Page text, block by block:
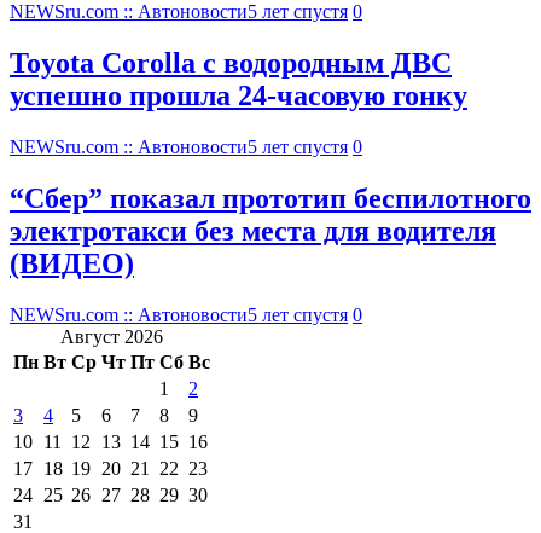
NEWSru.com :: Автоновости5 лет спустя 0
Toyota Corolla с водородным ДВС
успешно прошла 24-часовую гонку
NEWSru.com :: Автоновости5 лет спустя 0
“Сбер” показал прототип беспилотного
электротакси без места для водителя
(ВИДЕО)
NEWSru.com :: Автоновости5 лет спустя 0
Август 2026
Пн Вт Ср Чт Пт Сб Вс
1
2
3
4 5 6 7 8
9
10 11 12 13 14 15 16
17 18 19 20 21 22 23
24 25 26 27 28 29 30
31